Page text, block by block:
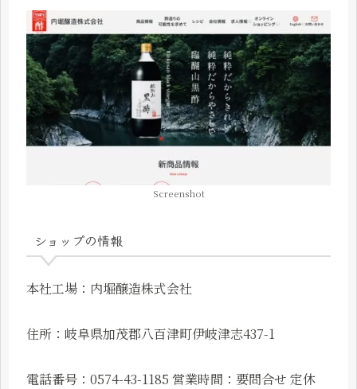
Screenshot
ショップの情報
本社工場：内堀醸造株式会社
住所：岐阜県加茂郡八百津町伊岐津志437-1
電話番号：0574-43-1185 営業時間：要問合せ 定休